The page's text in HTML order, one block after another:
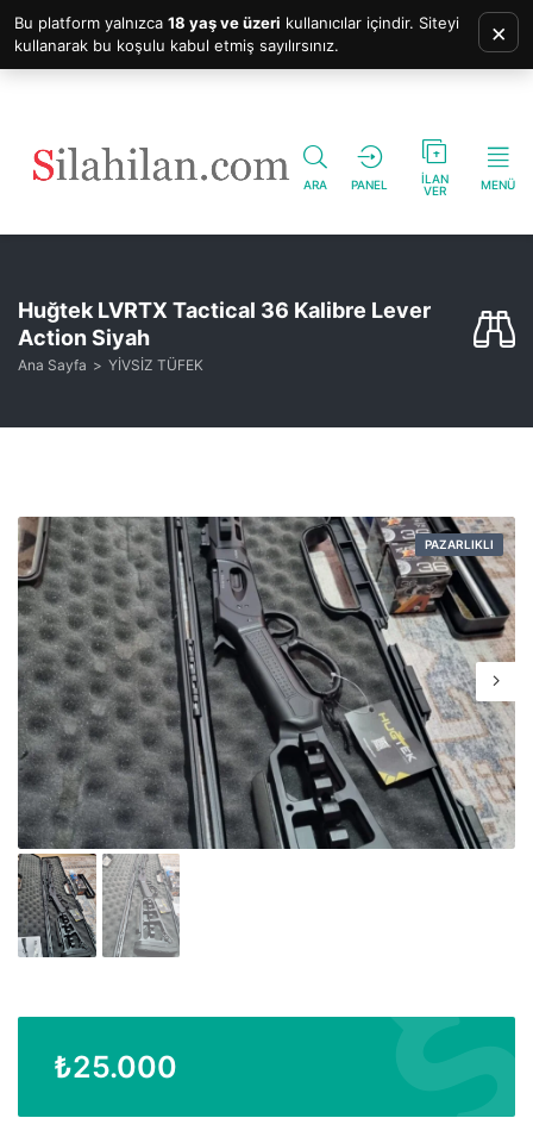
ARA PANEL
İLAN
VER
MENÜ
Huğtek LVRTX Tactical 36 Kalibre Lever
Action Siyah
Ana Sayfa YİVSİZ TÜFEK
PAZARLIKLI
₺25.000
Bu platform yalnızca 18 yaş ve üzeri kullanıcılar içindir. Siteyi
kullanarak bu koşulu kabul etmiş sayılırsınız.
×